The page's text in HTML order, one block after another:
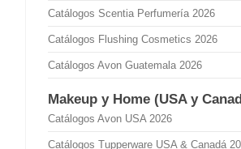
Catálogos Scentia Perfumería 2026
Catálogos Flushing Cosmetics 2026
Catálogos Avon Guatemala 2026
Makeup y Home (USA y
Catálogos Avon USA 2026
Catálogos Tupperware USA & Canadá